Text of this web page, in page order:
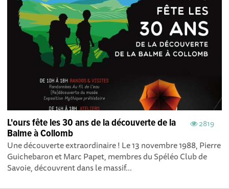
2819
L'ours fête les 30 ans de la découverte de la
Balme à Collomb
Une découverte extraordinaire ! Le 13 novembre 1988, Pierre
Guichebaron et Marc Papet, membres du Spéléo Club de
Savoie, découvrent dans le massif...